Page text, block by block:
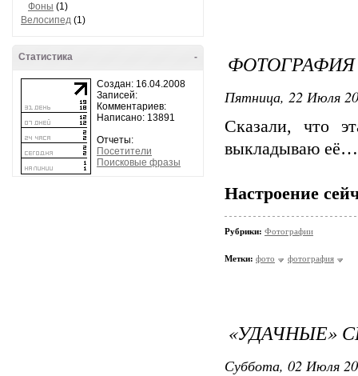
Фоны (1)
Велосипед (1)
-
Статистика
Создан: 16.04.2008
Записей:
Комментариев:
Написано: 13891
Отчеты:
Посетители
Поисковые фразы
ФОТОГРАФИЯ
Пятница, 22 Июля
Сказали, что
выкладываю
Настроение
Рубрики: Фотографии
Метки: фото фотография
«УДАЧНЫЕ»
Суббота, 02 Июля